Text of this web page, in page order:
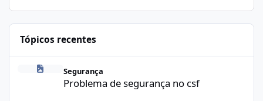
Tópicos recentes
Problema de segurança no csf
Segurança
Problema de segurança no csf